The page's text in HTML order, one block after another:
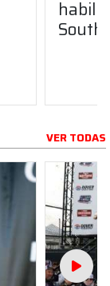
South
VER TODAS